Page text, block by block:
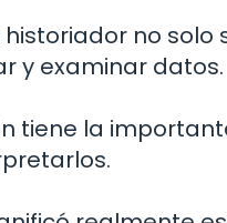
historiador no solo
y examinar datos.
tiene la